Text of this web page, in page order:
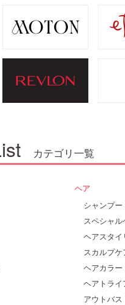
カテゴリ一覧
ヘア
シャンプ
スペシャ
ヘアスタイ
スカルプケ
ヘアカラー
ヘアトライ
アウトバス